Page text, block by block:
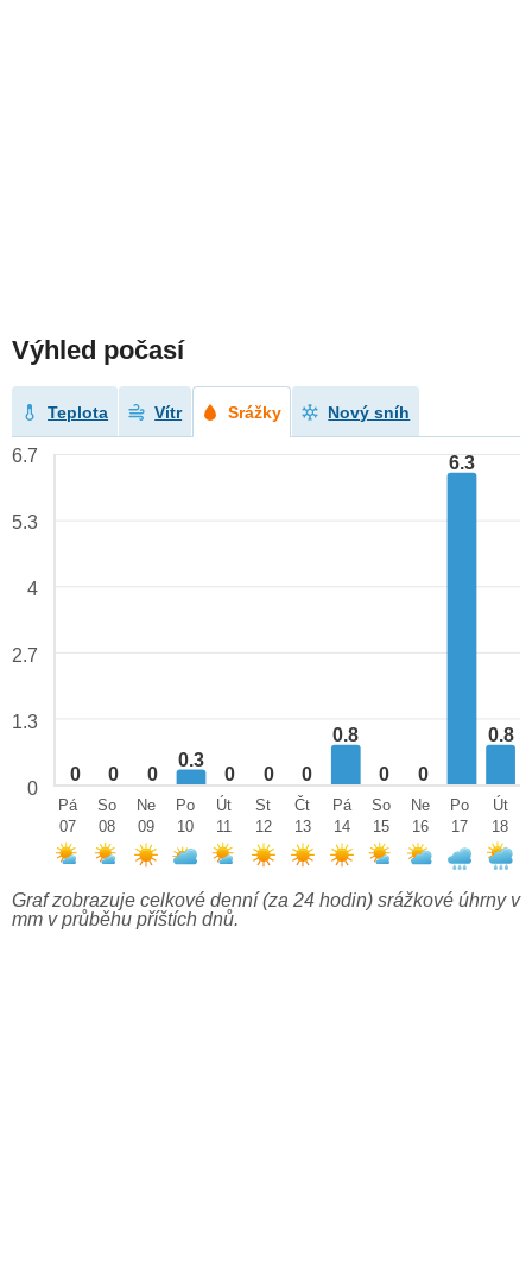
Výhled počasí
Teplota Vítr Srážky Nový sníh
0 0 0
0.3
0 0 0
0.8
0 0
6.3
0.8
6.7
5.3
4
2.7
1.3
0
Pá
07
So
08
Ne
09
Po
10
Út
11
St
12
Čt
13
Pá
14
So
15
Ne
16
Po
17
Út
18
Graf zobrazuje celkové denní (za 24 hodin) srážkové úhrny v
mm v průběhu příštích dnů.